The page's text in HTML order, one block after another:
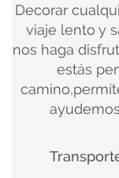
DECOBODAS
MUEBLE
RECUPERADO
Decorar
viaje lento y
nos haga
estás